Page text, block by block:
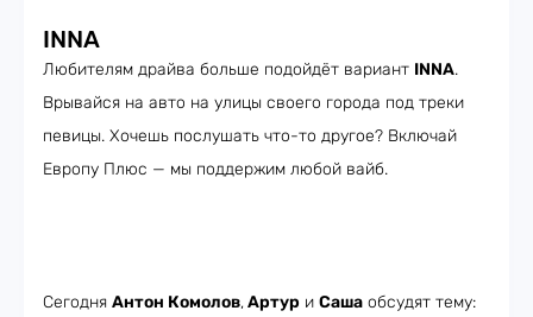
INNA
Любителям драйва больше подойдёт вариант INNA.
Врывайся на авто на улицы своего города под треки
певицы. Хочешь послушать что-то другое? Включай
Европу Плюс — мы поддержим любой вайб.
Сегодня Антон Комолов,Артур и Саша обсудят тему: